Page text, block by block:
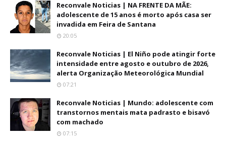
Reconvale Noticias | NA FRENTE DA MÃE:
adolescente de 15 anos é morto após casa ser
invadida em Feira de Santana
20:05
Reconvale Noticias | El Niño pode atingir forte
intensidade entre agosto e outubro de 2026,
alerta Organização Meteorológica Mundial
07:21
Reconvale Noticias | Mundo: adolescente com
transtornos mentais mata padrasto e bisavó
com machado
07:15